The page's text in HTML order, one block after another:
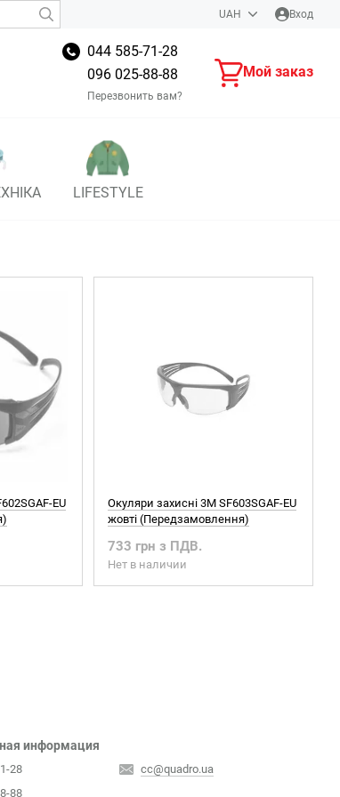
UAH Вход
044 585-71-28
096 025-88-88
Перезвонить вам?
Мой заказ
LIFESTYLE
EU
Окуляри захисні 3М SF603SGAF-EU
жовті (Передзамовлення)
733 грн з ПДВ.
Нет в наличии
информация
28
88
cc@quadro.ua